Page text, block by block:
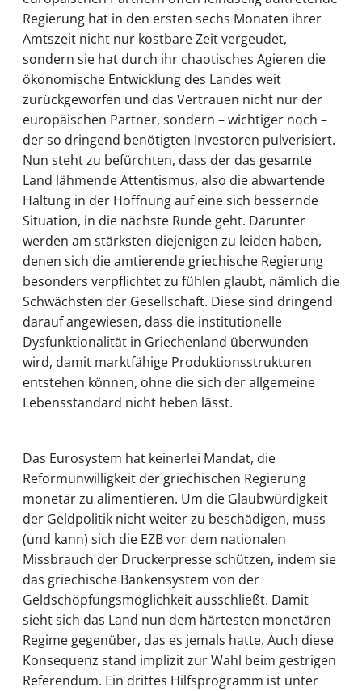
Regierung hat in den ersten sechs Monaten ihrer
Amtszeit nicht nur kostbare Zeit vergeudet,
sondern sie hat durch ihr chaotisches Agieren die
ökonomische Entwicklung des Landes weit
zurückgeworfen und das Vertrauen nicht nur der
europäischen Partner, sondern – wichtiger noch –
der so dringend benötigten Investoren pulverisiert.
Nun steht zu befürchten, dass der das gesamte
Land lähmende Attentismus, also die abwartende
Haltung in der Hoffnung auf eine sich bessernde
Situation, in die nächste Runde geht. Darunter
werden am stärksten diejenigen zu leiden haben,
denen sich die amtierende griechische Regierung
besonders verpflichtet zu fühlen glaubt, nämlich die
Schwächsten der Gesellschaft. Diese sind dringend
darauf angewiesen, dass die institutionelle
Dysfunktionalität in Griechenland überwunden
wird, damit marktfähige Produktionsstrukturen
entstehen können, ohne die sich der allgemeine
Lebensstandard nicht heben lässt.
Das Eurosystem hat keinerlei Mandat, die
Reformunwilligkeit der griechischen Regierung
monetär zu alimentieren. Um die Glaubwürdigkeit
der Geldpolitik nicht weiter zu beschädigen, muss
(und kann) sich die EZB vor dem nationalen
Missbrauch der Druckerpresse schützen, indem sie
das griechische Bankensystem von der
Geldschöpfungsmöglichkeit ausschließt. Damit
sieht sich das Land nun dem härtesten monetären
Regime gegenüber, das es jemals hatte. Auch diese
Konsequenz stand implizit zur Wahl beim gestrigen
Referendum. Ein drittes Hilfsprogramm ist unter